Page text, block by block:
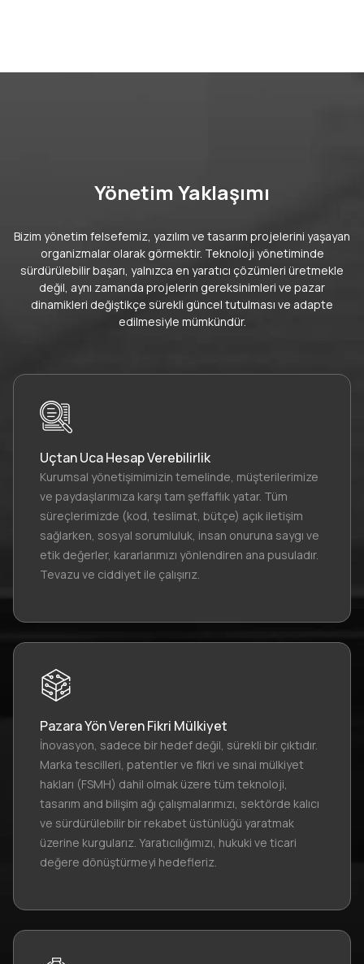
Yönetim Yaklaşımı
Bizim yönetim felsefemiz, yazılım ve tasarım projelerini yaşayan
organizmalar olarak görmektir. Teknoloji yönetiminde
sürdürülebilir başarı, yalnızca en yaratıcı çözümleri üretmekle
değil, aynı zamanda projelerin gereksinimleri ve pazar
dinamikleri değiştikçe sürekli güncel tutulması ve adapte
edilmesiyle mümkündür.
Uçtan Uca Hesap Verebilirlik
Kurumsal yönetişimimizin temelinde, müşterilerimize
ve paydaşlarımıza karşı tam şeffaflık yatar. Tüm
süreçlerimizde (kod, teslimat, bütçe) açık iletişim
sağlarken, sosyal sorumluluk, insan onuruna saygı ve
etik değerler, kararlarımızı yönlendiren ana pusuladır.
Tevazu ve ciddiyet ile çalışırız.
Pazara Yön Veren Fikri Mülkiyet
İnovasyon, sadece bir hedef değil, sürekli bir çıktıdır.
Marka tescilleri, patentler ve fikri ve sınai mülkiyet
hakları (FSMH) dahil olmak üzere tüm teknoloji,
tasarım and bilişim ağı çalışmalarımızı, sektörde kalıcı
ve sürdürülebilir bir rekabet üstünlüğü yaratmak
üzerine kurgularız. Yaratıcılığımızı, hukuki ve ticari
değere dönüştürmeyi hedefleriz.